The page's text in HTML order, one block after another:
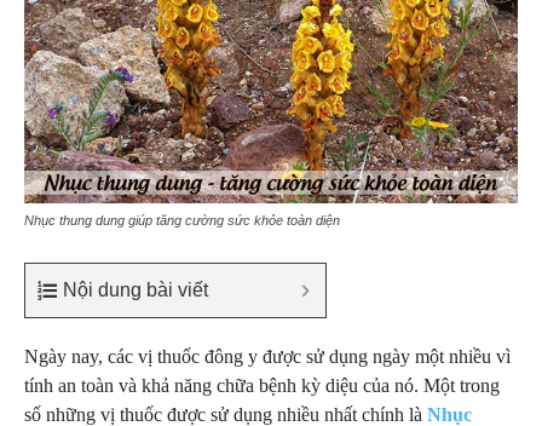
Nhục thung dung giúp tăng cường sức khỏe toàn diện
Nội dung bài viết
Ngày nay, các vị thuốc đông y được sử dụng ngày một nhiều vì
tính an toàn và khả năng chữa bệnh kỳ diệu của nó. Một trong
số những vị thuốc được sử dụng nhiều nhất chính là Nhục